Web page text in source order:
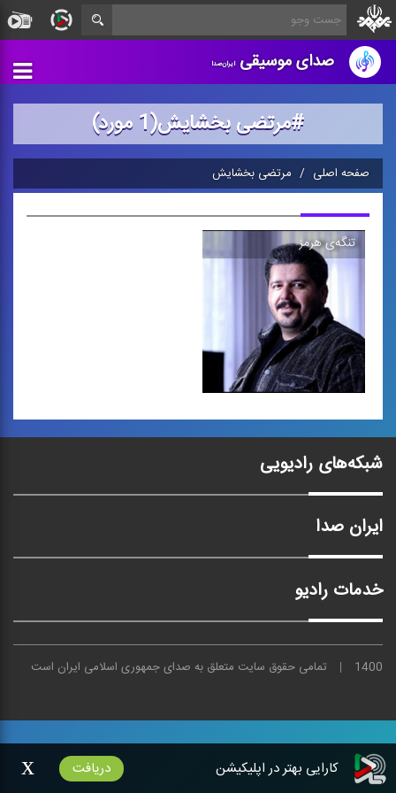
صدای موسیقیایران‌صدا
#مرتضی بخشایش(1 مورد)
صفحه اصلی مرتضی بخشایش
تنگه‌ی هرمز
تنگه‌ی هرمز
شبکه‌های رادیویی
ایران صدا
خدمات رادیو
1400 تمامی حقوق سایت متعلق به صدایجمهوری اسلامی ایران است
کارایی بهتر در اپلیکیشن دریافت x